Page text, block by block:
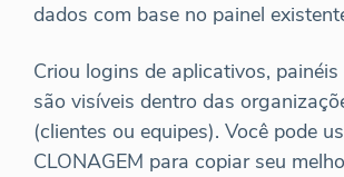
dados com base no painel
Criou logins de aplicativos,
são visíveis dentro das
(clientes ou equipes). Você pode
CLONAGEM para copiar seu